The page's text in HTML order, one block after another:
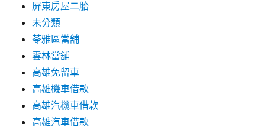
屏東房屋二胎
未分類
苓雅區當舖
雲林當舖
高雄免留車
高雄機車借款
高雄汽機車借款
高雄汽車借款